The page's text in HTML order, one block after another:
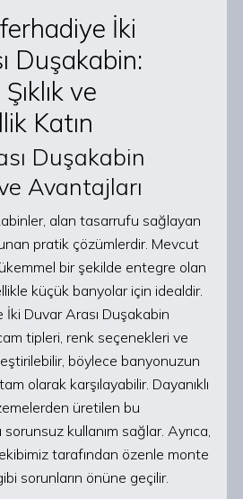
İki
Duşakabin:
ve
Katın
Duşakabin
Avantajları
alan tasarrufu sağlayan
pratik çözümlerdir. Mevcut
bir şekilde entegre olan
küçük banyolar için idealdir.
Duvar Arası Duşakabin
tipleri, renk seçenekleri ve
böylece banyonuzun
olarak karşılayabilir. Dayanıklı
üretilen bu
kullanım sağlar. Ayrıca,
tarafından özenle monte
sorunların önüne geçilir.